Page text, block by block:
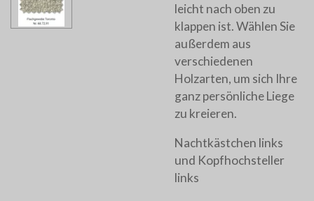
leicht nach oben zu
klappen ist. Wählen Sie
außerdem aus
verschiedenen
Holzarten, um sich Ihre
ganz persönliche Liege
zu kreieren.
Nachtkästchen links
und Kopfhochsteller
links